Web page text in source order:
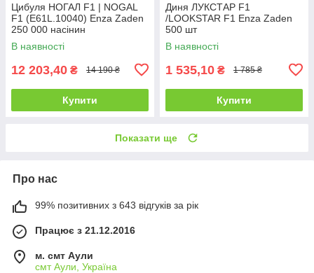
Цибуля НОГАЛ F1 | NOGAL
F1 (E61L.10040) Enza Zaden
250 000 насінин
В наявності
12 203,40 ₴ 14 190 ₴
Купити
Диня ЛУКСТАР F1
/LOOKSTAR F1 Enza Zaden
500 шт
В наявності
1 535,10 ₴ 1 785 ₴
Купити
Показати ще
Про нас
99% позитивних з 643 відгуків за рік
Працює з 21.12.2016
м. смт Аули
смт Аули, Україна